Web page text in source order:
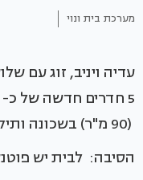
מערכת בית ונוי
עדיה ויניב, זוג עם
(90 מ"ר) בשכונה ותיקה.
הסיבה: לבית יש